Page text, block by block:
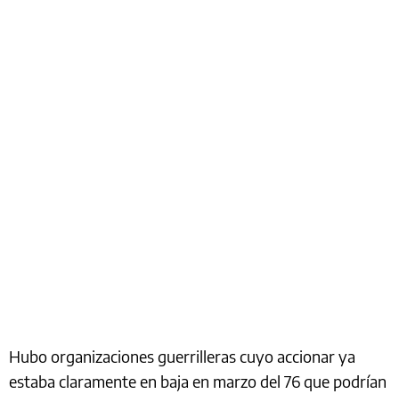
Hubo organizaciones guerrilleras cuyo accionar ya
estaba claramente en baja en marzo del 76 que podrían